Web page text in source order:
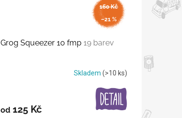
160 Kč
–21 %
Grog Squeezer 10 fmp 19 barev
Skladem (>10 ks)
od125 Kč